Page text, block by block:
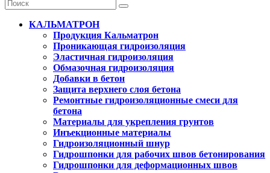
КАЛЬМАТРОН
Продукция Кальматрон
Проникающая гидроизоляция
Эластичная гидроизоляция
Обмазочная гидроизоляция
Добавки в бетон
Защита верхнего слоя бетона
Ремонтные гидроизоляционные смеси для
бетона
Материалы для укрепления грунтов
Инъекционные материалы
Гидроизоляционный шнур
Гидрошпонки для рабочих швов бетонирования
Гидрошпонки для деформационных швов